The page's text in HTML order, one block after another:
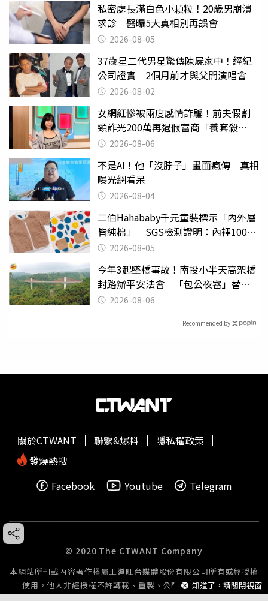
私密處長滿白色小顆粒！20歲男崩潰
求診 醫曝5大真相別再誤會
2026-08-05
37歲星二代男星驚傳陳屍家中！經紀
公司證實 2個月前才與父開演唱會
2026-08-02
女網紅慘被兩度感情詐騙！前夫假割
頸詐光200萬再遇假富商「養套殺
2000萬」
2026-08-06
不是AI！他「沒脖子」畫面瘋傳 真相
曝光網看呆
2026-08-04
二伯Hahababy千元童裝標示「內外層
皆純棉」 SGS檢測證明：內裡100%
聚酯纖維
2026-08-05
今年3起墜橋事故！南投小半天高架橋
封路辦平安法會 「包公夜審」替亡
魂伸冤
2026-08-06
Recommended by
知道了，請關閉視窗
關於CTWANT 聯繫&爆料
隱私權政策
發燒熱搜
Facebook
Youtube Telegram
© 2020 The CTWANT Company
本網站所刊載內容著作權屬王道旺台媒體股份有限公司所有或經授權
使用，他人非經授權不許轉載、重製、公開播送或公開傳輸。